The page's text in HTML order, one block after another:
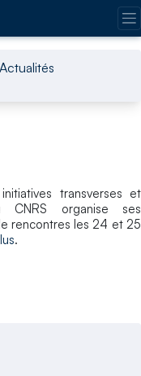
Actualités
transverses et
CNRS organise ses
rencontres les 24 et 25
.